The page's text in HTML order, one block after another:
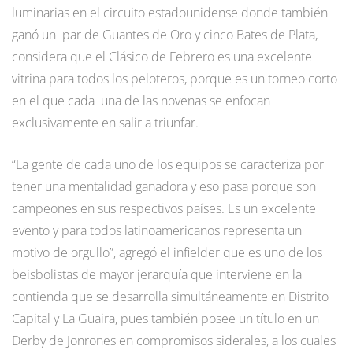
luminarias en el circuito estadounidense donde también
ganó un par de Guantes de Oro y cinco Bates de Plata,
considera que el Clásico de Febrero es una excelente
vitrina para todos los peloteros, porque es un torneo corto
en el que cada una de las novenas se enfocan
exclusivamente en salir a triunfar.
“La gente de cada uno de los equipos se caracteriza por
tener una mentalidad ganadora y eso pasa porque son
campeones en sus respectivos países. Es un excelente
evento y para todos latinoamericanos representa un
motivo de orgullo”, agregó el infielder que es uno de los
beisbolistas de mayor jerarquía que interviene en la
contienda que se desarrolla simultáneamente en Distrito
Capital y La Guaira, pues también posee un título en un
Derby de Jonrones en compromisos siderales, a los cuales